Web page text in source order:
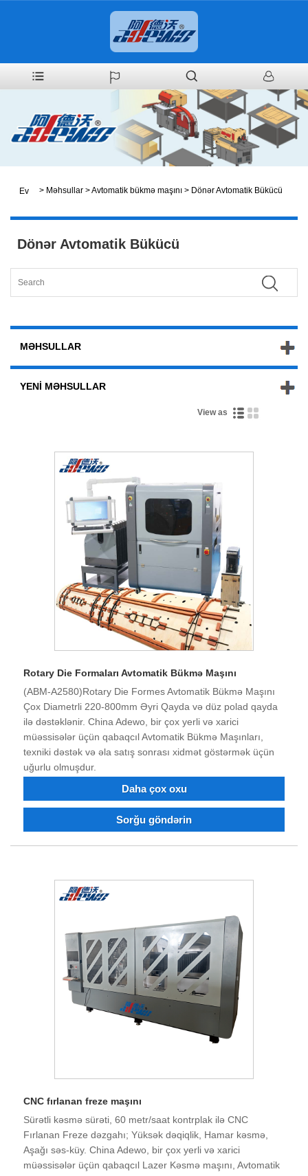
Ev > Məhsullar >Avtomatik bükmə maşını > Dönər Avtomatik Bükücü
Dönər Avtomatik Bükücü
MƏHSULLAR
YENI MƏHSULLAR
View as
Rotary Die Formaları Avtomatik Bükmə Maşını
(ABM-A2580)Rotary Die Formes Avtomatik Bükmə Maşını
Çox Diametrli 220-800mm Əyri Qayda və düz polad qayda
ilə dəstəklənir. China Adewo, bir çox yerli və xarici
müəssisələr üçün qabaqcıl Avtomatik Bükmə Maşınları,
texniki dəstək və əla satış sonrası xidmət göstərmək üçün
uğurlu olmuşdur.
Daha çox oxu
Sorğu göndərin
CNC fırlanan freze maşını
Sürətli kəsmə sürəti, 60 metr/saat kontrplak ilə CNC
Fırlanan Freze dəzgahı; Yüksək dəqiqlik, Hamar kəsmə,
Aşağı səs-küy. China Adewo, bir çox yerli və xarici
müəssisələr üçün qabaqcıl Lazer Kəsmə maşını, Avtomatik